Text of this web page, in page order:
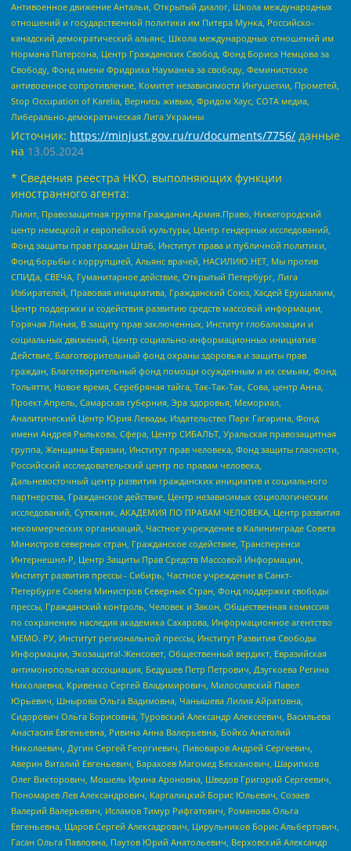
Антивоенное движение Антальи, Открытый диалог, Школа международных
отношений и государственной политики им Питера Мунка, Российско-
канадский демократический альянс, Школа международных отношений им
Нормана Патерсона, Центр Гражданских Свобод, Фонд Бориса Немцова за
Свободу, Фонд имени Фридриха Науманна за свободу, Феминистское
антивоенное сопротивление, Комитет независимости Ингушетии, Прометей,
Stop Occupation of Karelia, Вернись живым, Фридом Хаус, СОТА медиа,
Либерально-демократическая Лига Украины
Источник: https://minjust.gov.ru/ru/documents/7756/ данные
на 13.05.2024
* Сведения реестра НКО, выполняющих функции
иностранного агента:
Лилит, Правозащитная группа Гражданин.Армия.Право, Нижегородский
центр немецкой и европейской культуры, Центр гендерных исследований,
Фонд защиты прав граждан Штаб, Институт права и публичной политики,
Фонд борьбы с коррупцией, Альянс врачей, НАСИЛИЮ.НЕТ, Мы против
СПИДа, СВЕЧА, Гуманитарное действие, Открытый Петербург, Лига
Избирателей, Правовая инициатива, Гражданский Союз, Хасдей Ерушалаим,
Центр поддержки и содействия развитию средств массовой информации,
Горячая Линия, В защиту прав заключенных, Институт глобализации и
социальных движений, Центр социально-информационных инициатив
Действие, Благотворительный фонд охраны здоровья и защиты прав
граждан, Благотворительный фонд помощи осужденным и их семьям, Фонд
Тольятти, Новое время, Серебряная тайга, Так-Так-Так, Сова, центр Анна,
Проект Апрель, Самарская губерния, Эра здоровья, Мемориал,
Аналитический Центр Юрия Левады, Издательство Парк Гагарина, Фонд
имени Андрея Рылькова, Сфера, Центр СИБАЛЬТ, Уральская правозащитная
группа, Женщины Евразии, Институт прав человека, Фонд защиты гласности,
Российский исследовательский центр по правам человека,
Дальневосточный центр развития гражданских инициатив и социального
партнерства, Гражданское действие, Центр независимых социологических
исследований, Сутяжник, АКАДЕМИЯ ПО ПРАВАМ ЧЕЛОВЕКА, Центр развития
некоммерческих организаций, Частное учреждение в Калининграде Совета
Министров северных стран, Гражданское содействие, Трансперенси
Интернешнл-Р, Центр Защиты Прав Средств Массовой Информации,
Институт развития прессы - Сибирь, Частное учреждение в Санкт-
Петербурге Совета Министров Северных Стран, Фонд поддержки свободы
прессы, Гражданский контроль, Человек и Закон, Общественная комиссия
по сохранению наследия академика Сахарова, Информационное агентство
МЕМО. РУ, Институт региональной прессы, Институт Развития Свободы
Информации, Экозащита!-Женсовет, Общественный вердикт, Евразийская
антимонопольная ассоциация, Бедушев Петр Петрович, Дзугкоева Регина
Николаевна, Кривенко Сергей Владимирович, Милославский Павел
Юрьевич, Шнырова Ольга Вадимовна, Чанышева Лилия Айратовна,
Сидорович Ольга Борисовна, Туровский Александр Алексеевич, Васильева
Анастасия Евгеньевна, Ривина Анна Валерьевна, Бойко Анатолий
Николаевич, Дугин Сергей Георгиевич, Пивоваров Андрей Сергеевич,
Аверин Виталий Евгеньевич, Барахоев Магомед Бекханович, Шарипков
Олег Викторович, Мошель Ирина Ароновна, Шведов Григорий Сергеевич,
Пономарев Лев Александрович, Каргалицкий Борис Юльевич, Созаев
Валерий Валерьевич, Исламов Тимур Рифгатович, Романова Ольга
Евгеньевна, Щаров Сергей Алексадрович, Цирульников Борис Альбертович,
Гасан Ольга Павловна, Паутов Юрий Анатольевич, Верховский Александр